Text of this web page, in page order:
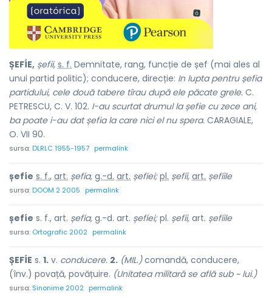
ȘEFÍE, șefii, s. f. Demnitate, rang, funcție de șef (mai ales al
unui partid politic); conducere, direcție: In lupta pentru șefia
partidului, cele două tabere tîrau după ele păcate grele. C.
PETRESCU, C. V. 102. I-au scurtat drumul la șefie cu zece ani,
ba poate i-au dat șefia la care nici el nu spera. CARAGIALE,
O. VII 90.
sursa:DLRLC 1955-1957 permalink
șefíe s. f., art. șefía, g.-d. art. șefíei; pl. șefíi, art. șefíile
sursa:DOOM 2 2005 permalink
șefíe s. f., art. șefía, g.-d. art. șefíei;pl. șefíi, art. șefíile
sursa: Ortografic 2002 permalink
ȘEFÍE s. 1. v. conducere. 2. (MIL.)comandă, conducere,
(înv.) povață, povățuire. (Unitatea militară se află sub ~ lui.)
sursa: Sinonime 2002 permalink